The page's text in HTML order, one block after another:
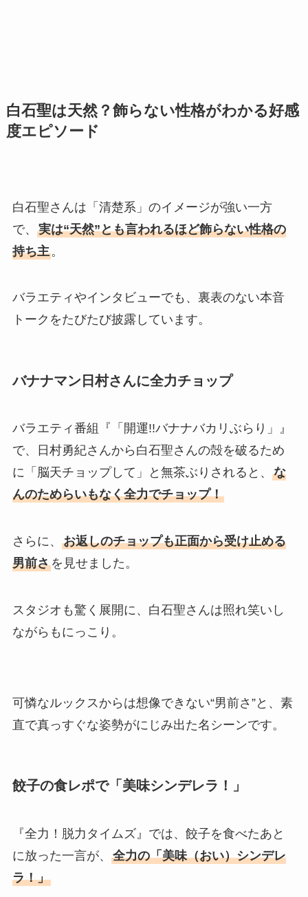
白石聖は天然？飾らない性格がわかる好感
度エピソード
白石聖さんは「清楚系」のイメージが強い一方
で、 実は“天然”とも言われるほど飾らない性格の
持ち主。
バラエティやインタビューでも、裏表のない本音
トークをたびたび披露しています。
バナナマン日村さんに全力チョップ
バラエティ番組『「開運!!バナナバカリぶらり」』
で、日村勇紀さんから白石聖さんの殻を破るため
に「脳天チョップして」と無茶ぶりされると、 な
んのためらいもなく全力でチョップ！
さらに、 お返しのチョップも正面から受け止める
男前さを見せました。
スタジオも驚く展開に、白石聖さんは照れ笑いし
ながらもにっこり。
可憐なルックスからは想像できない“男前さ”と、素
直で真っすぐな姿勢がにじみ出た名シーンです。
餃子の食レポで「美味シンデレラ！」
『全力！脱力タイムズ』では、餃子を食べたあと
に放った一言が、 全力の「美味（おい）シンデレ
ラ！」